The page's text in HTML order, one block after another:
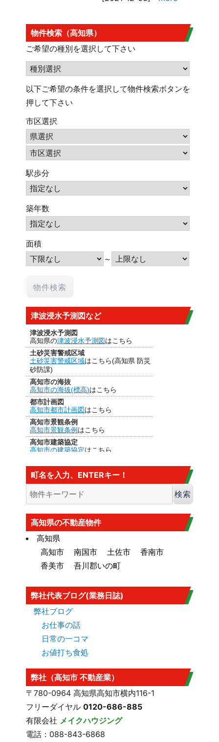
物件検索（高知県）
ご希望の種別を選択して下さい
以下ご希望の条件を選択して物件検索ボタンを
押して下さい
市区選択
駅歩分
築年数
面積
～
津波浸水予測図など
津波浸水予測図
高知県の津波浸水予測図はこちら
土砂災害警戒区域
土砂災害警戒区域はこちら(高知県 防災
砂防課)
高知市の海抜
高知市の海抜(標高)はこちら
都市計画図
高知市都市計画図はこちら
高知市景観条例
高知市景観条例 はこちら
高知市建築協定
高知市の建築協定はこちら
高知市の建法22条区域はこちら・・・
カヤ葺き、ログハウスはダメ
香南市の海抜
香南市の海抜（標高）
高知市大規模盛土造成地マップ
ら
町名を入力、ENTERキー！
高知県の不動産物件
高知県
高知市
南国市 土佐市
香南市
香美市
吾川郡いの町
弊社代表ブログ(業務日誌)
弊社ブログ
お仕事の話
日常の一コマ
お値打ち食処
弊社（高知市 不動産業）
〒780-0964 高知県高知市横内116-1
フリーダイヤル0120-686-885
有限会社 メイクハウジング
電話：088-843-6868